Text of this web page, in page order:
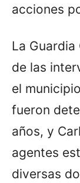
acciones
La
de las
el
fueron
años, y
agentes
diversas